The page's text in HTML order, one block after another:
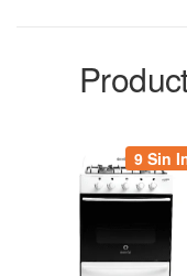
9 Sin